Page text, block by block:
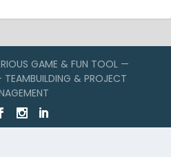
GAME & FUN TOOL —
& PROJECT